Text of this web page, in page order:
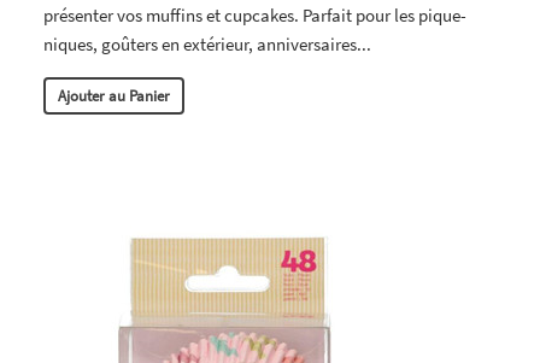
présenter vos muffins et cupcakes. Parfait pour les pique-
niques, goûters en extérieur, anniversaires...
Ajouter au Panier